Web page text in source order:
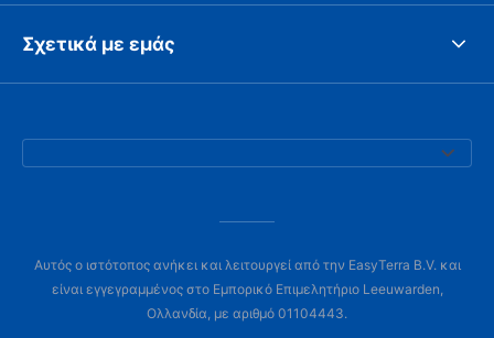
Σχετικά με εμάς
Αυτός ο ιστότοπος ανήκει και λειτουργεί από την EasyTerra B.V. και
είναι εγγεγραμμένος στο Εμπορικό Επιμελητήριο Leeuwarden,
Ολλανδία, με αριθμό 01104443.